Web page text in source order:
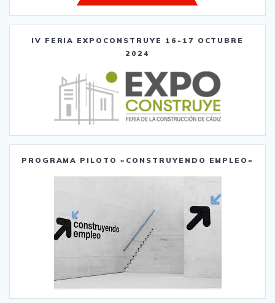
IV FERIA EXPOCONSTRUYE 16-17 OCTUBRE
2024
PROGRAMA PILOTO «CONSTRUYENDO EMPLEO»